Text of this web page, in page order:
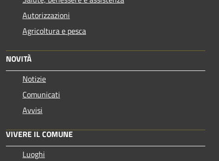
Autorizzazioni
Agricoltura e pesca
NOVITÀ
Notizie
Comunicati
Avvisi
VIVERE IL COMUNE
Luoghi